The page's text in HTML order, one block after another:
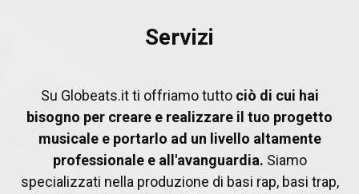
Servizi
Su Globeats.it ti offriamo tutto ciò di cui hai
bisogno per creare e realizzare il tuo progetto
musicale e portarlo ad un livello altamente
professionale e all'avanguardia. Siamo
specializzati nella produzione di basi rap, basi trap,